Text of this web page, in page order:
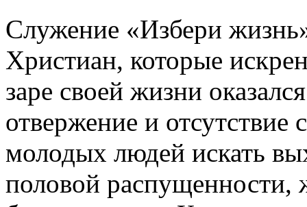
Служение «Избери
Христиан, которые
заре своей жизни
отвержение и
молодых людей искать
половой распущенности,